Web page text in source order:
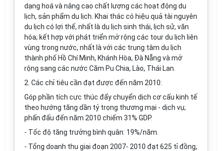
dạng hoá và nâng cao chất lượng các hoạt động du
lịch, sản phẩm du lịch. Khai thác có hiệu quả tài nguyên
du lịch có l ợi thế, nhất là du lịch sinh thái, lịch sử, văn
hóa; kết hợp với phát triển mở rộng các tour du lịch liên
vùng trong nước, nhất là với các trung tâm du lịch
thành phố Hồ Chí Minh, Khánh Hòa, Đà Nẵng và mở
rộng sang các nước Căm Pu Chia, Lào, Thái Lan.
2. Các chỉ tiêu cần đạt được đến năm 2010:
Góp phần tích cực thúc đẩy chuyển dịch cơ cấu kinh tế
theo hướng tăng dần tỷ trọng thương mại - dịch vụ;
phấn đấu đến năm 2010 chiếm 31% GDP.
- Tốc độ tăng trưởng bình quân: 19%/năm.
- Tổng doanh thu giai đoạn 2007- 2010 đạt 625 tỉđồng,